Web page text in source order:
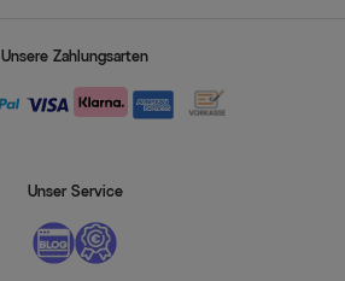
Unsere Zahlungsarten
Unser Service